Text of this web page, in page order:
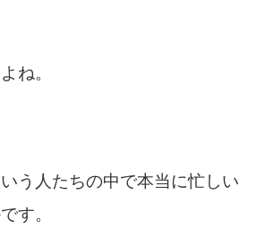
ね。
う人たちの中で本当に忙しい
す。